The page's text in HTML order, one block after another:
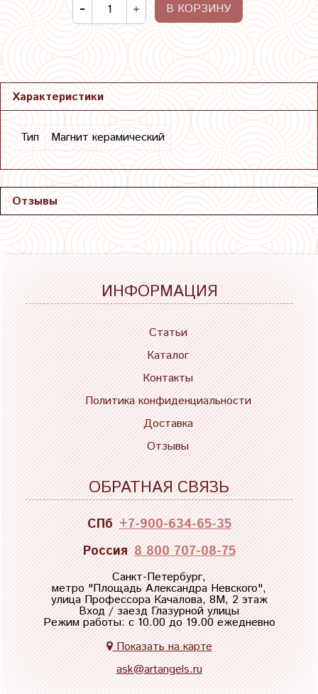
В КОРЗИНУ
Характеристики
Тип Магнит керамический
Отзывы
ИНФОРМАЦИЯ
Статьи
Каталог
Контакты
Политика конфиденциальности
Доставка
Отзывы
ОБРАТНАЯ СВЯЗЬ
СПб +7-900-634-65-35
Россия 8 800 707-08-75
Санкт-Петербург,
метро "Площадь Александра Невского",
улица Профессора Качалова, 8М, 2 этаж
Вход / заезд Глазурной улицы
Режим работы: с 10.00 до 19.00 ежедневно
Показать на карте
ask@artangels.ru